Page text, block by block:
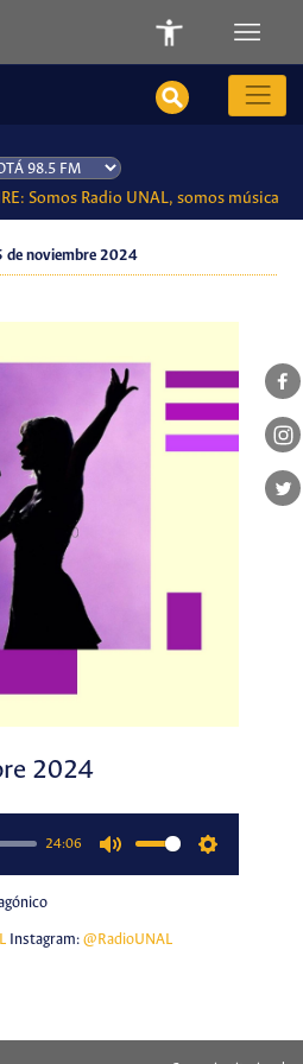
Somos Radio UNAL, somos música
de noviembre 2024
2024
24:06
Instagram: @RadioUNAL